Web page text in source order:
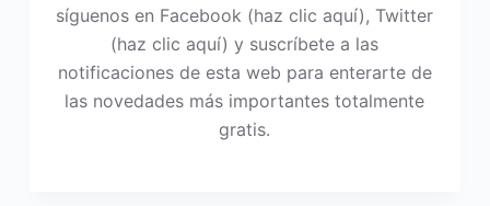
síguenos en Facebook (haz clic aquí), Twitter
(haz clic aquí) y suscríbete a las
notificaciones de esta web para enterarte de
las novedades más importantes totalmente
gratis.